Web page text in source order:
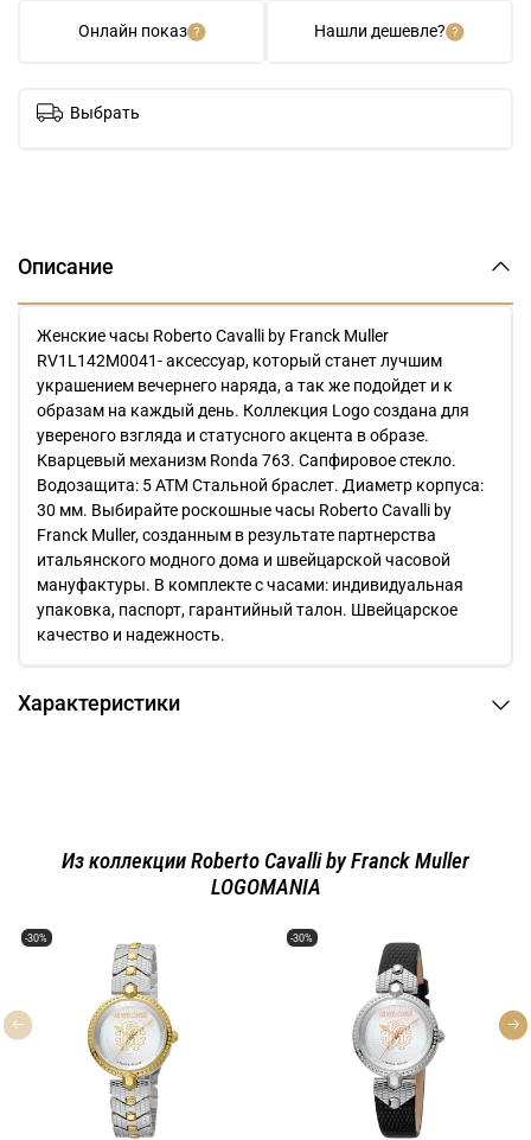
Онлайн показ Нашли дешевле?
Выбрать
Описание
Женские часы Roberto Cavalli by Franck Muller
RV1L142M0041- аксессуар, который станет лучшим
украшением вечернего наряда, а так же подойдет и к
образам на каждый день. Коллекция Logo создана для
увереного взгляда и статусного акцента в образе.
Кварцевый механизм Ronda 763. Сапфировое стекло.
Водозащита: 5 ATM Стальной браслет. Диаметр корпуса:
30 мм. Выбирайте роскошные часы Roberto Cavalli by
Franck Muller, созданным в результате партнерства
итальянского модного дома и швейцарской часовой
мануфактуры. В комплекте с часами: индивидуальная
упаковка, паспорт, гарантийный талон. Швейцарское
качество и надежность.
Характеристики
Из коллекции Roberto Cavalli by Franck Muller
LOGOMANIA
-30% -30%